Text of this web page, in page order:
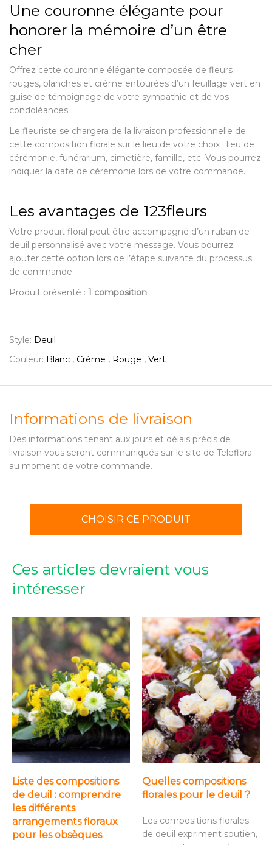
Une couronne élégante pour
honorer la mémoire d’un être
cher
Offrez cette couronne élégante composée de fleurs
rouges, blanches et crème entourées d’un feuillage vert en
guise de témoignage de votre sympathie et de vos
condoléances.
Le fleuriste se chargera de la livraison professionnelle de
cette composition florale sur le lieu de votre choix : lieu de
cérémonie, funérarium, cimetière, famille, etc. Vous pourrez
indiquer la date de cérémonie lors de votre commande.
Les avantages de 123fleurs
Votre produit floral peut être accompagné d’un ruban de
deuil personnalisé avec votre message. Vous pourrez
ajouter cette option lors de l’étape suivante du processus
de commande.
Produit présenté : 1 composition
Style: Deuil
Couleur: Blanc , Crème , Rouge , Vert
Informations de livraison
Des informations tenant aux jours et délais précis de
livraison vous seront communiqués sur le site de Teleflora
au moment de votre commande.
CHOISIR CE PRODUIT
Ces articles devraient vous
intéresser
Liste des compositions
de deuil : comprendre
les différents
arrangements floraux
pour les obsèques
Quelles compositions
florales pour le deuil ?
Les compositions florales
de deuil expriment soutien,